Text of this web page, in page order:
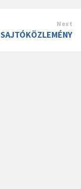
Next
SAJTÓKÖZLEMÉNY